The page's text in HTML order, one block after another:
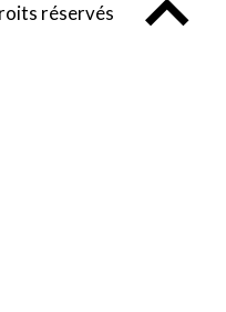
réservés